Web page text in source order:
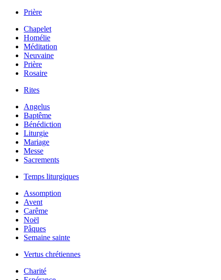
Prière
Chapelet
Homélie
Méditation
Neuvaine
Prière
Rosaire
Rites
Angelus
Baptême
Bénédiction
Liturgie
Mariage
Messe
Sacrements
Temps liturgiques
Assomption
Avent
Carême
Noël
Pâques
Semaine sainte
Vertus chrétiennes
Charité